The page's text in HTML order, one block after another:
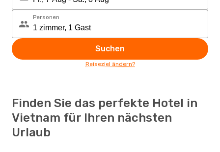
Personen
Suchen
Reiseziel ändern?
Finden Sie das perfekte Hotel in
Vietnam für Ihren nächsten
Urlaub